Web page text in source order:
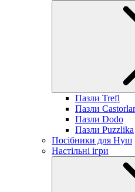
Пазли Trefl
Пазли
Пазли Dodo
Пазли Puzzlika
Посібники для Нуш
Настільні ігри